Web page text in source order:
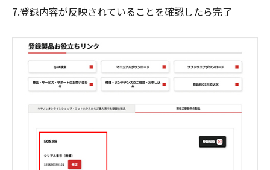
7.登録内容が反映されていることを確認したら完了